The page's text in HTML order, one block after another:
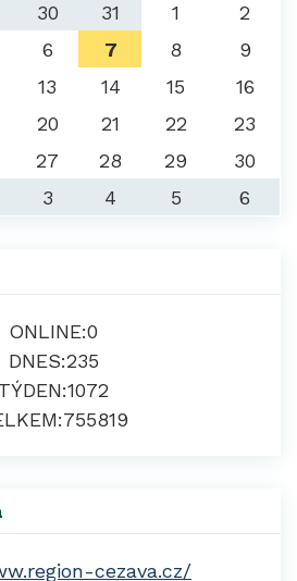
30 31 1
2
6 7 8
9
13 14 15
16
20 21 22
23
27 28 29
30
3 4 5 6
ONLINE:0
DNES:235
TÝDEN:1072
755819
cezava.cz/